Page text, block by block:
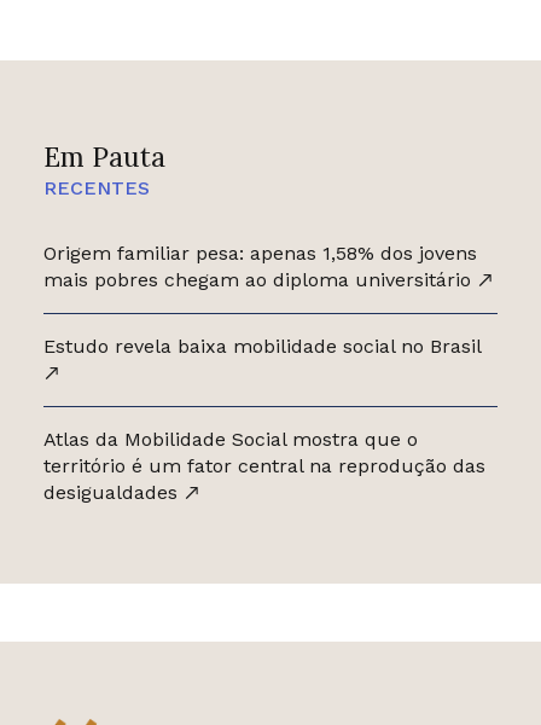
Em Pauta
RECENTES
Origem familiar pesa: apenas 1,58% dos jovens
mais pobres chegam ao diploma universitário
Estudo revela baixa mobilidade social no Brasil
Atlas da Mobilidade Social mostra que o
território é um fator central na reprodução das
desigualdades